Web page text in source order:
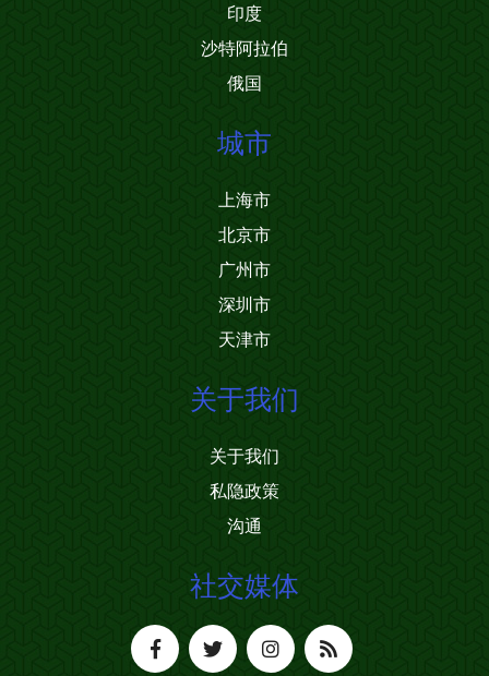
印度
沙特阿拉伯
俄国
城市
上海市
北京市
广州市
深圳市
天津市
关于我们
关于我们
私隐政策
沟通
社交媒体